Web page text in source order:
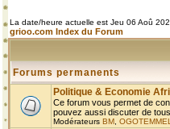
La date/heure actuelle est Jeu 06 Aoû
grioo.com Index du Forum
Forums permanents
Politique & Economie
Ce forum vous permet de
pouvez aussi discuter de
Modérateurs BM